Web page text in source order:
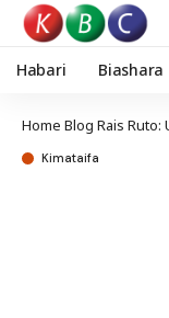
Habari Biashara
Home Blog Rais Ruto:
Kimataifa